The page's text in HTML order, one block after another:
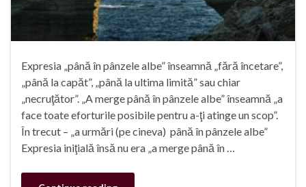
Expresia „până în pânzele albe” înseamnă „fără încetare”,
„până la capăt”, „până la ultima limită” sau chiar
„necruţător”. „A merge până în pânzele albe” înseamnă „a
face toate eforturile posibile pentru a-ţi atinge un scop”.
În trecut – „a urmări (pe cineva) până în pânzele albe”
Expresia iniţială însă nu era „a merge până în …